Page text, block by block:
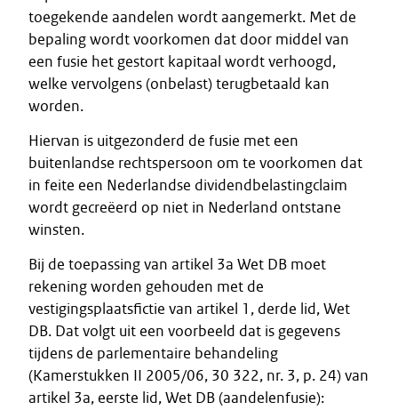
toegekende aandelen wordt aangemerkt. Met de
bepaling wordt voorkomen dat door middel van
een fusie het gestort kapitaal wordt verhoogd,
welke vervolgens (onbelast) terugbetaald kan
worden.
Hiervan is uitgezonderd de fusie met een
buitenlandse rechtspersoon om te voorkomen dat
in feite een Nederlandse dividendbelastingclaim
wordt gecreëerd op niet in Nederland ontstane
winsten.
Bij de toepassing van artikel 3a Wet DB moet
rekening worden gehouden met de
vestigingsplaatsfictie van artikel 1, derde lid, Wet
DB. Dat volgt uit een voorbeeld dat is gegevens
tijdens de parlementaire behandeling
(Kamerstukken II 2005/06, 30 322, nr. 3, p. 24) van
artikel 3a, eerste lid, Wet DB (aandelenfusie):